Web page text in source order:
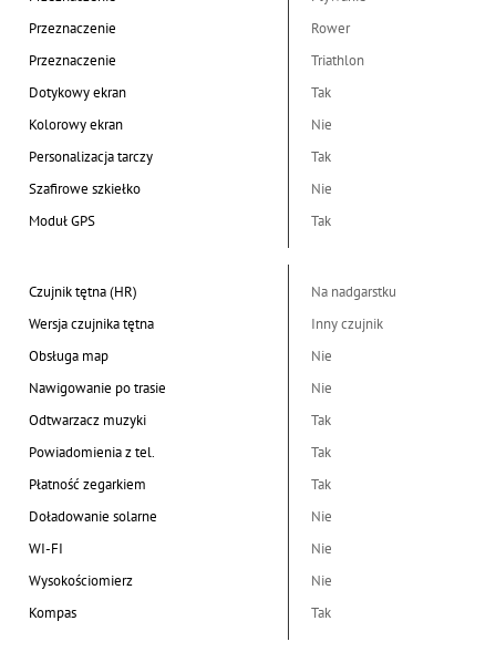
Przeznaczenie
Rower
Przeznaczenie
Triathlon
Dotykowy ekran
Tak
Kolorowy ekran
Nie
Personalizacja tarczy
Tak
Szafirowe szkiełko
Nie
Moduł GPS
Tak
Czujnik tętna (HR)
Na nadgarstku
Wersja czujnika tętna
Inny czujnik
Obsługa map
Nie
Nawigowanie po trasie
Nie
Odtwarzacz muzyki
Tak
Powiadomienia z tel.
Tak
Płatność zegarkiem
Tak
Doładowanie solarne
Nie
WI-FI
Nie
Wysokościomierz
Nie
Kompas
Tak